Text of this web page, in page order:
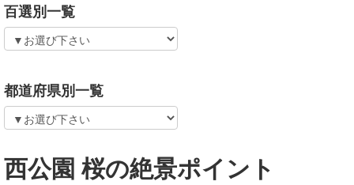
百選別一覧
都道府県別一覧
西公園 桜の絶景ポイント